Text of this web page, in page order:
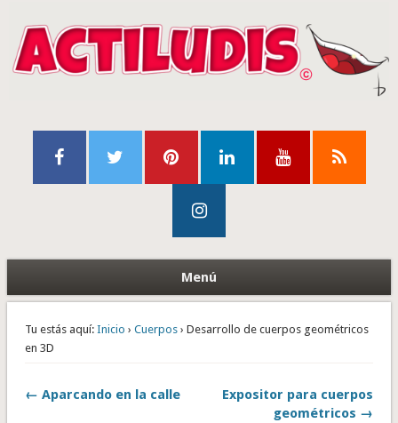
Menú
Tu estás aquí: Inicio › Cuerpos› Desarrollo de cuerpos geométricos
en 3D
← Aparcando en la calle
Expositor para cuerpos
geométricos →